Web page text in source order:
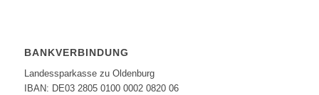
BANKVERBINDUNG
Landessparkasse zu Oldenburg
IBAN: DE03 2805 0100 0002 0820 06